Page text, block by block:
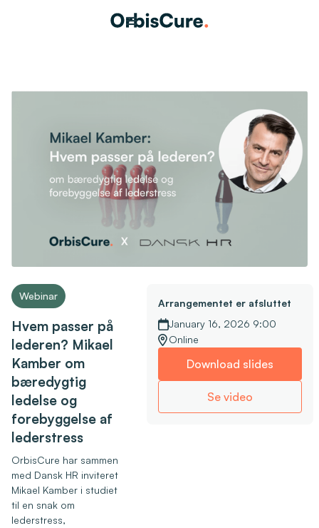
Webinar
Hvem passer på
lederen? Mikael
Kamber om
bæredygtig
ledelse og
forebyggelse af
lederstress
OrbisCure har sammen
med Dansk HR inviteret
Mikael Kamber i studiet
til en snak om
lederstress,
Arrangementet er afsluttet
January 16, 2026 9:00
Online
Download slides
Se video